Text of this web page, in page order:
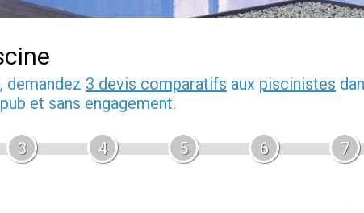
demandez 3 devis comparatifs aux piscinistes
et sans engagement.
3 4 5 6 7